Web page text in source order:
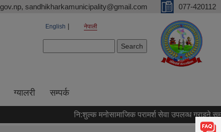
sandhikharkamunicipality@gmail.com 077-420112
English नेपाली
ग्यालरी सम्पर्क
नि:शुल्क मनोसामाजिक परामर्श सेवा उपलव्ध गराइने